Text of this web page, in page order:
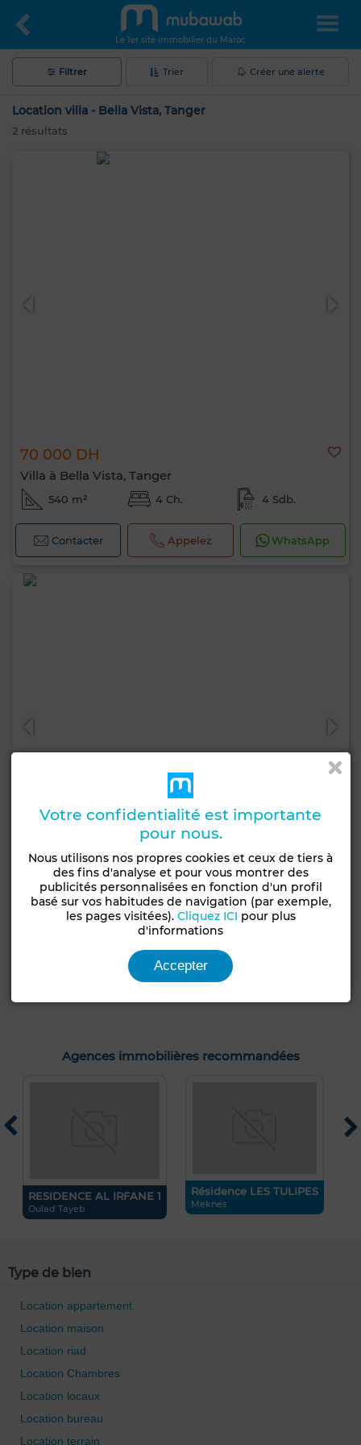
Le 1er site immobilier du Maroc
Filtrer Trier Créer une alerte
Location villa - Bella Vista, Tanger
2 résultats
70 000 DH
Villa à Bella Vista, Tanger
540 m² 4 Ch. 4 Sdb.
Contacter Appelez WhatsApp
8 500 DH
Villa à Bella Vista, Tanger
700 m² 7 Ch. 5 Sdb.
Appelez
Agences immobilières recommandées
RESIDENCE AL IRFANE 1
Oulad Tayeb
Résidence LES TULIPES
Meknes
vous appliquer maintenant ?
Type de bien
Location appartement
Location maison
Location riad
Location Chambres
Location locaux
Location bureau
Location terrain
Votre confidentialité est importante
pour nous.
Nous utilisons nos propres cookies et ceux de tiers à
des fins d'analyse et pour vous montrer des
publicités personnalisées en fonction d'un profil
basé sur vos habitudes de navigation (par exemple,
les pages visitées). Cliquez ICI pour plus
d'informations
Accepter